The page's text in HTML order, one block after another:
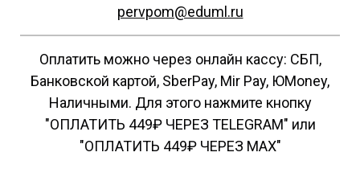
pervpom@eduml.ru
Оплатить можно через онлайн кассу: СБП,
Банковской картой, SberPay, Mir Pay, ЮMoney,
Наличными. Для этого нажмите кнопку
"ОПЛАТИТЬ 449₽ ЧЕРЕЗ TELEGRAM" или
"ОПЛАТИТЬ 449₽ ЧЕРЕЗ MAX"